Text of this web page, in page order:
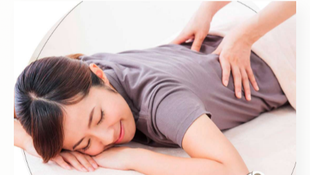
す。特に、肩こりや腰痛が気になる方は、シートのマッ
サージ機能や温熱機能を活用することで、筋肉の緊張を
和らげることができます。
例えば、日中の疲労感が強い場合は、帰宅後すぐにシー
トに座って10～15分ほどリラックスすることで、その日
の疲れをリセットしやすくなります。また、週末にはゆ
ったりとした時間を確保し、照明や音楽、アロマをプラ
スした癒やしの空間を演出することで、リラクゼーショ